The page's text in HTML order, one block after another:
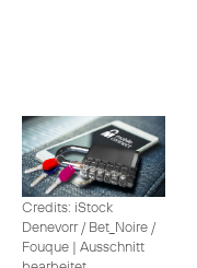
Credits: iStock
Denevorr / Bet_Noire /
Fouque | Ausschnitt